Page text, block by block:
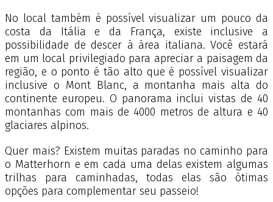
No local também é possível visualizar um pouco da
costa da Itália e da França, existe inclusive a
possibilidade de descer à área italiana. Você estará
em um local privilegiado para apreciar a paisagem da
região, e o ponto é tão alto que é possível visualizar
inclusive o Mont Blanc, a montanha mais alta do
continente europeu. O panorama inclui vistas de 40
montanhas com mais de 4000 metros de altura e 40
glaciares alpinos.
Quer mais? Existem muitas paradas no caminho para
o Matterhorn e em cada uma delas existem algumas
trilhas para caminhadas, todas elas são ótimas
opções para complementar seu passeio!